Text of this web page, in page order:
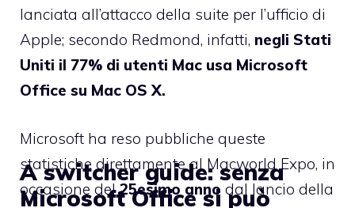
lanciata all’attacco della suite per l’ufficio di
Apple; secondo Redmond, infatti, negli Stati
Uniti il 77% di utenti Mac usa Microsoft
Office su Mac OS X.
Microsoft ha reso pubbliche queste
statistiche direttamente al Macworld Expo, in
occasione del25esimo anno dal lancio della
A switcher guide: senza
Microsoft Office si può